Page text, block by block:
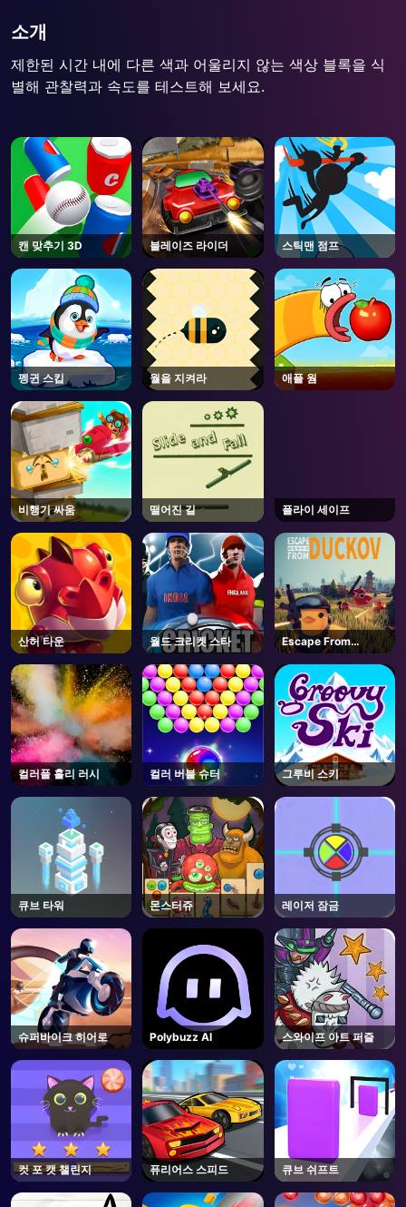
AD
소개
제한된 시간 내에 다른 색과 어울리지 않는 색상 블록을 식
별해 관찰력과 속도를 테스트해 보세요.
캔 맞추기 3D 블레이즈 라이더 스틱맨 점프
펭귄 스킵 월을 지켜라 애플 웜
비행기 싸움 떨어진 길 플라이 세이프
산허 타운 월드 크리켓 스타
Escape From
Duckov - Steam
컬러풀 홀리 러시 컬러 버블 슈터 그루비 스키
큐브 타워 몬스터쥬 레이저 잠금
슈퍼바이크 히어로 Polybuzz AI 스와이프 아트 퍼즐
컷 포 캣 챌린지 퓨리어스 스피드 큐브 쉬프트